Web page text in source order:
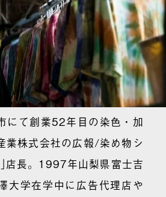
にて創業52年目の染色・加
業株式会社の広報/染め物シ
店長。1997年山梨県富士吉
大学在学中に広告代理店や